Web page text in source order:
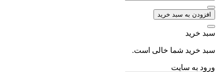
افزودن به سبد خرید
سبد خرید
سبد خرید شما خالی است.
ورود به سایت